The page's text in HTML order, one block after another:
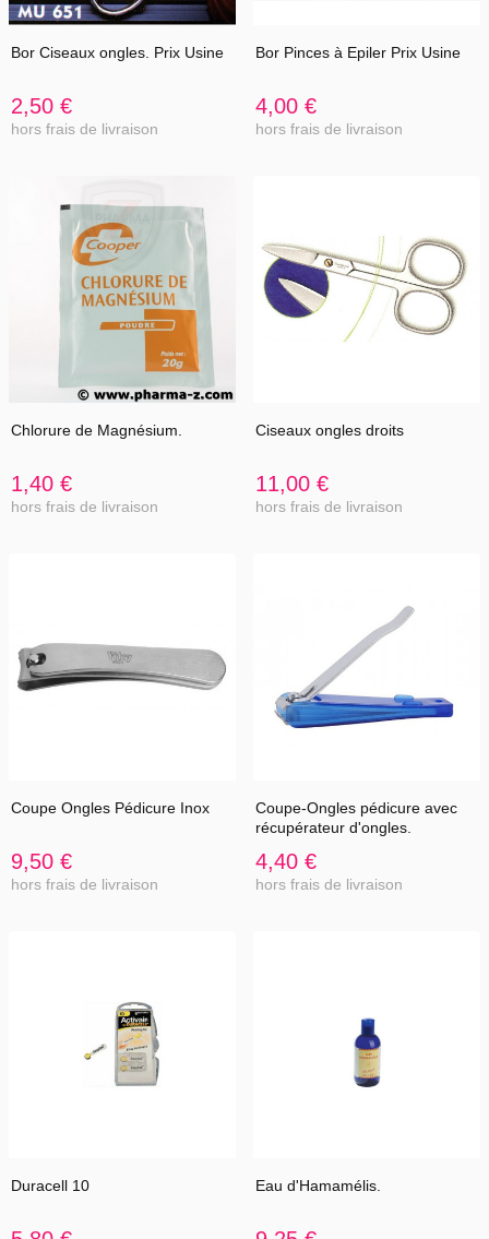
Bor Ciseaux ongles. Prix Usine
2,50 €
hors frais de livraison
Bor Pinces à Epiler Prix Usine
4,00 €
hors frais de livraison
Chlorure de Magnésium.
1,40 €
hors frais de livraison
Ciseaux ongles droits
11,00 €
hors frais de livraison
Coupe Ongles Pédicure Inox
9,50 €
hors frais de livraison
Coupe-Ongles pédicure avec
récupérateur d'ongles.
4,40 €
hors frais de livraison
Duracell 10 Eau d'Hamamélis.